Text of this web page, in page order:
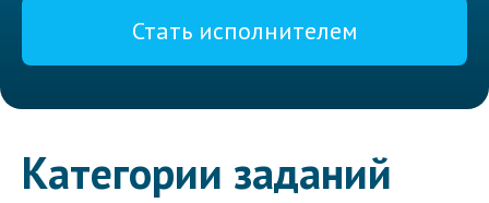
Стать исполнителем
Категории заданий